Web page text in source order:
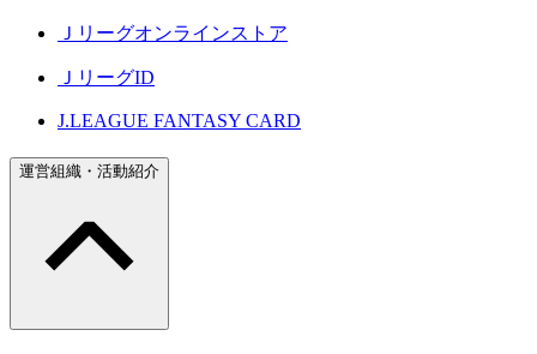
Ｊリーグオンラインストア
ＪリーグID
J.LEAGUE FANTASY CARD
運営組織・活動紹介